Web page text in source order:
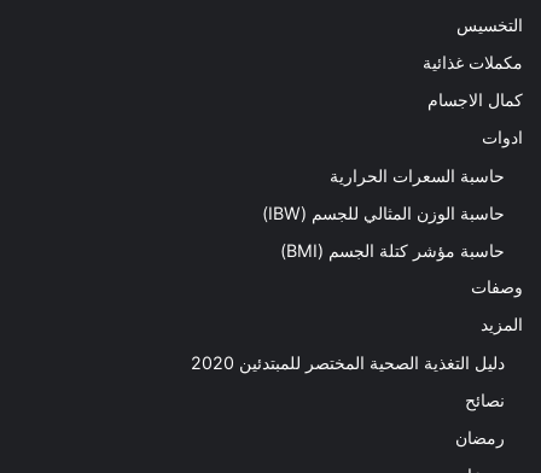
التخسيس
مكملات غذائية
كمال الاجسام
ادوات
حاسبة السعرات الحرارية
حاسبة الوزن المثالي للجسم (IBW)
حاسبة مؤشر كتلة الجسم (BMI)
وصفات
المزيد
دليل التغذية الصحية المختصر للمبتدئين 2020​
نصائح
رمضان